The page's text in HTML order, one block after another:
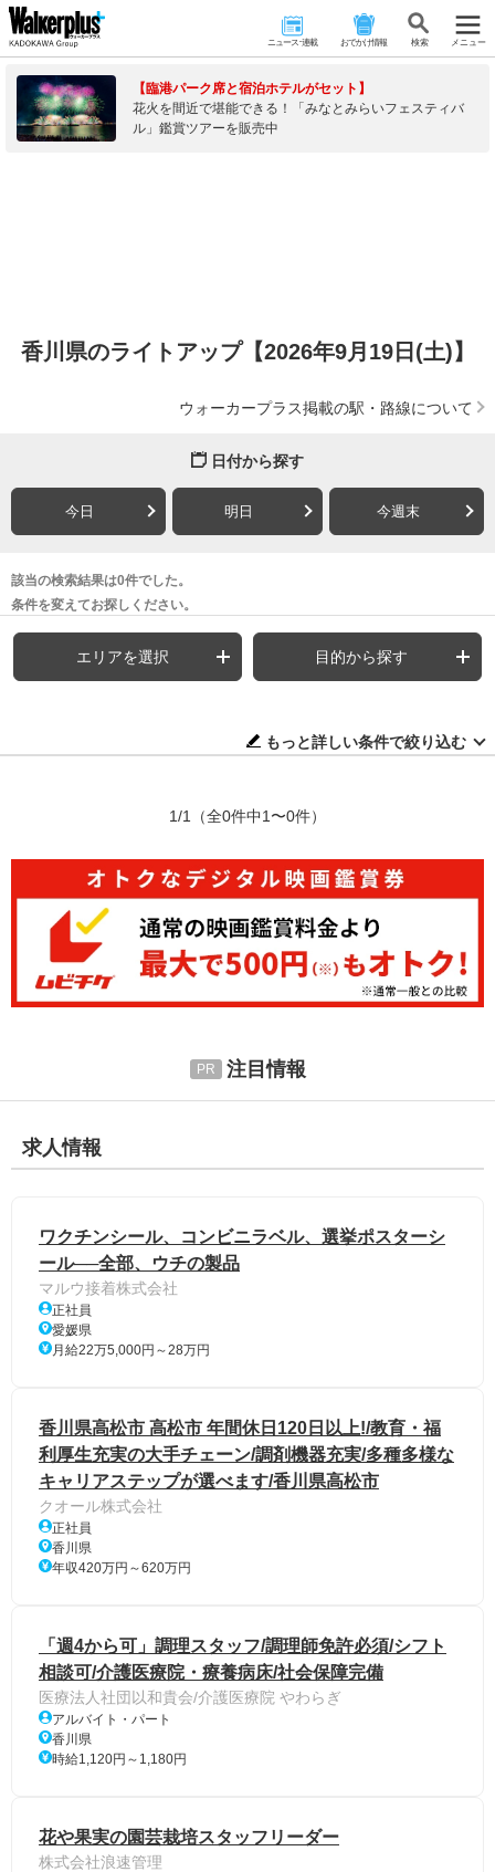
ニュース･連載 おでかけ情報 検 索 メニュー
【臨港パーク席と宿泊ホテルがセット】
花火を間近で堪能できる！「みなとみらいフェスティバ
ル」鑑賞ツアーを販売中
香川県のライトアップ【2026年9月19日(土)】
ウォーカープラス掲載の駅・路線について
日付から探す
今日 明日 今週末
該当の検索結果は0件でした。
条件を変えてお探しください。
エリアを選択 目的から探す
もっと詳しい条件で絞り込む
1/1 （全0件中1〜0件）
注目情報
求人情報
ワクチンシール、コンビニラベル、選挙ポスターシ
ール──全部、ウチの製品
マルウ接着株式会社
正社員
愛媛県
月給22万5,000円～28万円
香川県高松市 高松市 年間休日120日以上!/教育・福
利厚生充実の大手チェーン/調剤機器充実/多種多様な
キャリアステップが選べます/香川県高松市
クオール株式会社
正社員
香川県
年収420万円～620万円
「週4から可」調理スタッフ/調理師免許必須/シフト
相談可/介護医療院・療養病床/社会保障完備
医療法人社団以和貴会/介護医療院 やわらぎ
アルバイト・パート
香川県
時給1,120円～1,180円
花や果実の園芸栽培スタッフリーダー
株式会社浪速管理